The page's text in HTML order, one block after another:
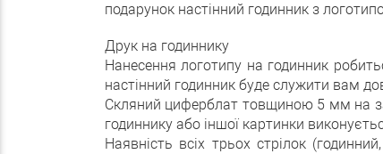
подарунок настінний годинник з
Друк на годиннику
Нанесення логотипу на годинник
настінний годинник буде служити вам
Скляний циферблат товщиною 5 мм на
годиннику або іншої картинки
Наявність всіх трьох стрілок